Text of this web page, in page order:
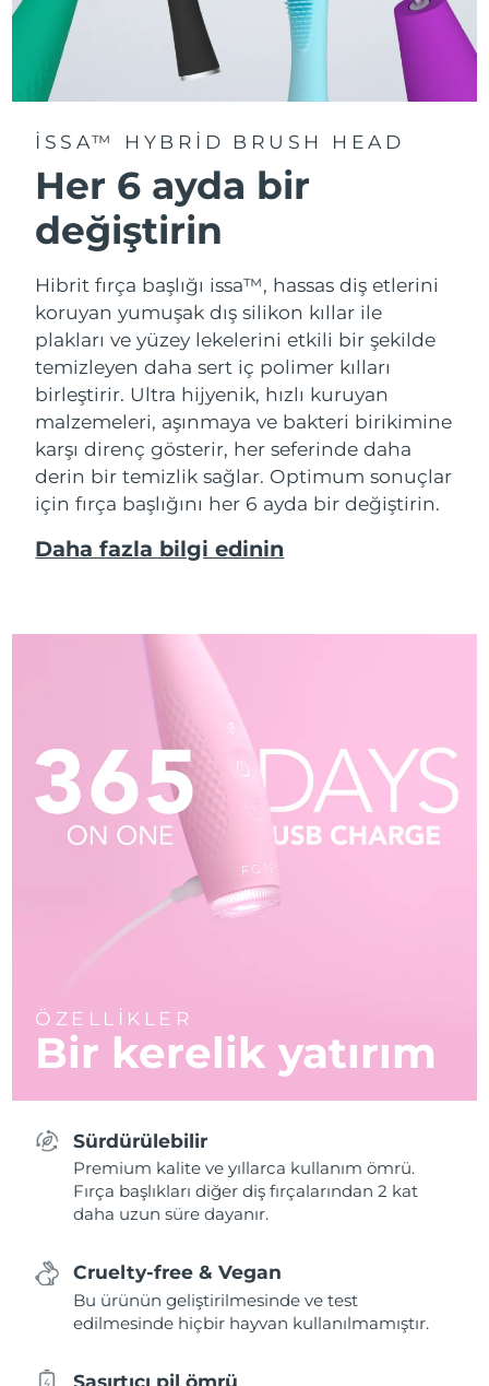
ISSA™ HYBRID BRUSH HEAD
Her 6 ayda bir
değiştirin
Hibrit fırça başlığı issa™, hassas diş etlerini
koruyan yumuşak dış silikon kıllar ile
plakları ve yüzey lekelerini etkili bir şekilde
temizleyen daha sert iç polimer kılları
birleştirir. Ultra hijyenik, hızlı kuruyan
malzemeleri, aşınmaya ve bakteri birikimine
karşı direnç gösterir, her seferinde daha
derin bir temizlik sağlar. Optimum sonuçlar
için fırça başlığını her 6 ayda bir değiştirin.
Daha fazla bilgi edinin
ÖZELLİKLER
Bir kerelik yatırım
Sürdürülebilir
Premium kalite ve yıllarca kullanım ömrü.
Fırça başlıkları diğer diş fırçalarından 2 kat
daha uzun süre dayanır.
Cruelty-free & Vegan
Bu ürünün geliştirilmesinde ve test
edilmesinde hiçbir hayvan kullanılmamıştır.
Şaşırtıcı pil ömrü